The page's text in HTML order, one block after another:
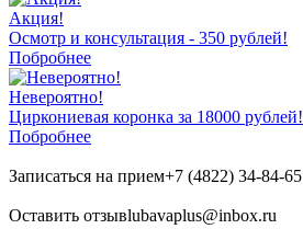
Акция!
Осмотр и консультация - 350 рублей!
Побробнее
Невероятно!
Циркониевая коронка за 18000 рублей!
Побробнее
Записаться на прием+7 (4822) 34-84-65
Оставить отзывlubavaplus@inbox.ru